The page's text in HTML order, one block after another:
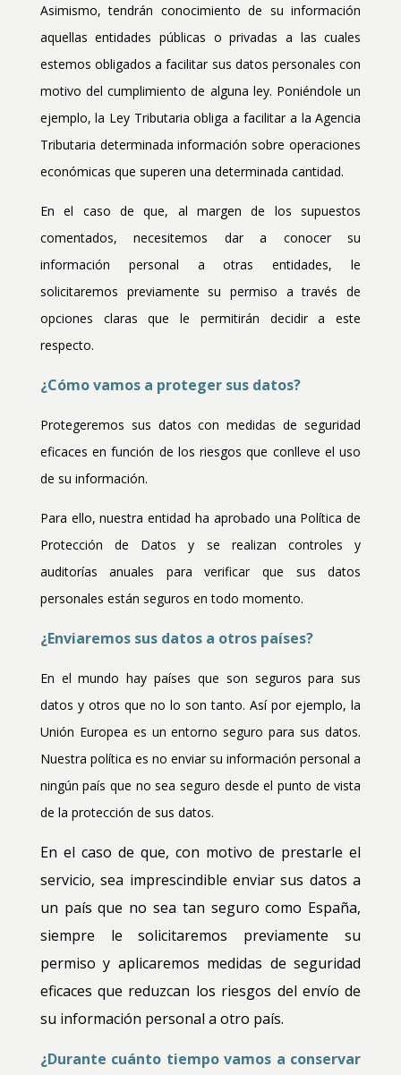
Asimismo, tendrán conocimiento de su información
aquellas entidades públicas o privadas a las cuales
estemos obligados a facilitar sus datos personales con
motivo del cumplimiento de alguna ley. Poniéndole un
ejemplo, la Ley Tributaria obliga a facilitar a la Agencia
Tributaria determinada información sobre operaciones
económicas que superen una determinada cantidad.
En el caso de que, al margen de los supuestos
comentados, necesitemos dar a conocer su
información personal a otras entidades, le
solicitaremos previamente su permiso a través de
opciones claras que le permitirán decidir a este
respecto.
¿Cómo vamos a proteger sus datos?
Protegeremos sus datos con medidas de seguridad
eficaces en función de los riesgos que conlleve el uso
de su información.
Para ello, nuestra entidad ha aprobado una Política de
Protección de Datos y se realizan controles y
auditorías anuales para verificar que sus datos
personales están seguros en todo momento.
¿Enviaremos sus datos a otros países?
En el mundo hay países que son seguros para sus
datos y otros que no lo son tanto. Así por ejemplo, la
Unión Europea es un entorno seguro para sus datos.
Nuestra política es no enviar su información personal a
ningún país que no sea seguro desde el punto de vista
de la protección de sus datos.
En el caso de que, con motivo de prestarle el
servicio, sea imprescindible enviar sus datos a
un país que no sea tan seguro como España,
siempre le solicitaremos previamente su
permiso y aplicaremos medidas de seguridad
eficaces que reduzcan los riesgos del envío de
su información personal a otro país.
¿Durante cuánto tiempo vamos a conservar